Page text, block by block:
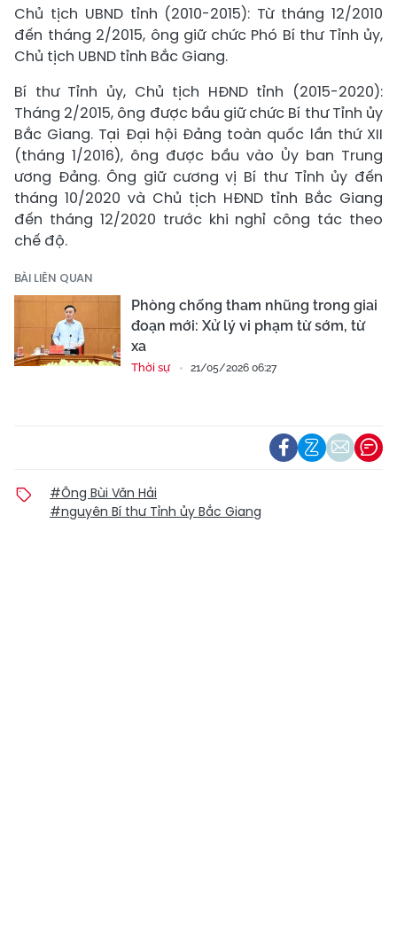
Chủ tịch UBND tỉnh (2010-2015): Từ tháng 12/2010
đến tháng 2/2015, ông giữ chức Phó Bí thư Tỉnh ủy,
Chủ tịch UBND tỉnh Bắc Giang.
Bí thư Tỉnh ủy, Chủ tịch HĐND tỉnh (2015-2020):
Tháng 2/2015, ông được bầu giữ chức Bí thư Tỉnh ủy
Bắc Giang. Tại Đại hội Đảng toàn quốc lần thứ XII
(tháng 1/2016), ông được bầu vào Ủy ban Trung
ương Đảng. Ông giữ cương vị Bí thư Tỉnh ủy đến
tháng 10/2020 và Chủ tịch HĐND tỉnh Bắc Giang
đến tháng 12/2020 trước khi nghỉ công tác theo
chế độ.
BÀI LIÊN QUAN
Phòng chống tham nhũng trong giai
đoạn mới: Xử lý vi phạm từ sớm, từ
xa
Thời sự 21/05/2026 06:27
#Ông Bùi Văn Hải
#nguyên Bí thư Tỉnh ủy Bắc Giang